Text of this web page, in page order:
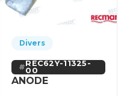
Divers
REC62Y-11325-
00
ANODE